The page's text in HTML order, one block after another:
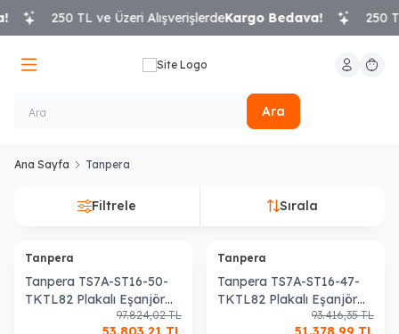
250 TL ve Üzeri AlışverişlerdeKargo Bedava! 250
Ara
Hesabım
Ana Sayfa Tanpera
Filtrele Sırala
Tanpera
Tanpera TS7A-ST16-50-
TKTL82 Plakalı Eşanjör
700 kW Kullanım Sıcak
97.824,02TL
Tanpera
Tanpera TS7A-ST16-47-
TKTL82 Plakalı Eşanjör
650 kW Kullanım Sıcak
93.416,35TL